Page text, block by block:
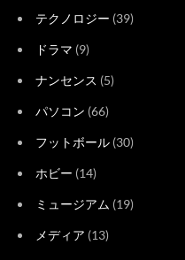
テクノロジー (39)
ドラマ (9)
ナンセンス (5)
パソコン (66)
フットボール (30)
ホビー (14)
ミュージアム (19)
メディア (13)